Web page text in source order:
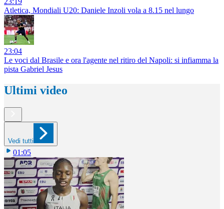
Atletica, Mondiali U20: Daniele Inzoli vola a 8.15 nel lungo
23:04
Le voci dal Brasile e ora l'agente nel ritiro del Napoli: si infiamma la
pista Gabriel Jesus
Ultimi video
Vedi tutti
01:05